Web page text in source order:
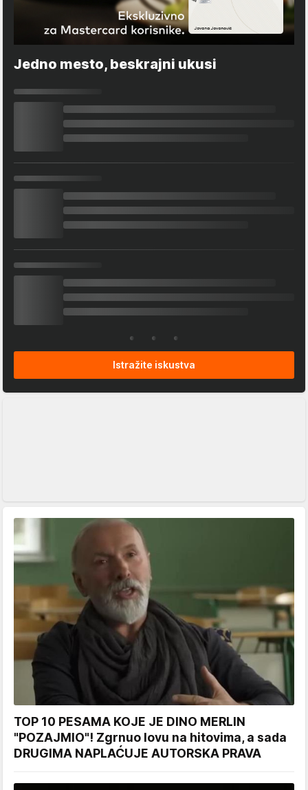
Jedno mesto, beskrajni ukusi
Istražite iskustva
TOP 10 PESAMA KOJE JE DINO MERLIN
"POZAJMIO"! Zgrnuo lovu na hitovima, a sada
DRUGIMA NAPLAĆUJE AUTORSKA PRAVA